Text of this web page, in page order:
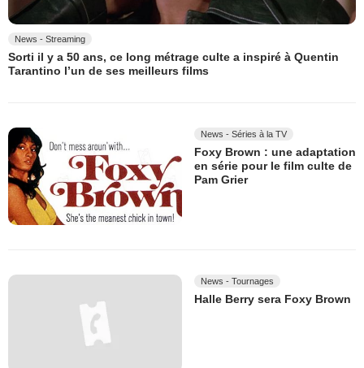
News - Streaming
Sorti il y a 50 ans, ce long métrage culte a inspiré à Quentin
Tarantino l’un de ses meilleurs films
News - Séries à la TV
Foxy Brown : une adaptation
en série pour le film culte de
Pam Grier
News - Tournages
Halle Berry sera Foxy Brown